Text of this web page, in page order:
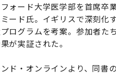
ォード大学医学部を首席卒
ード氏。イギリスで深刻化
ログラムを考案。参加者
が実証された。
ド・オンラインより、同書